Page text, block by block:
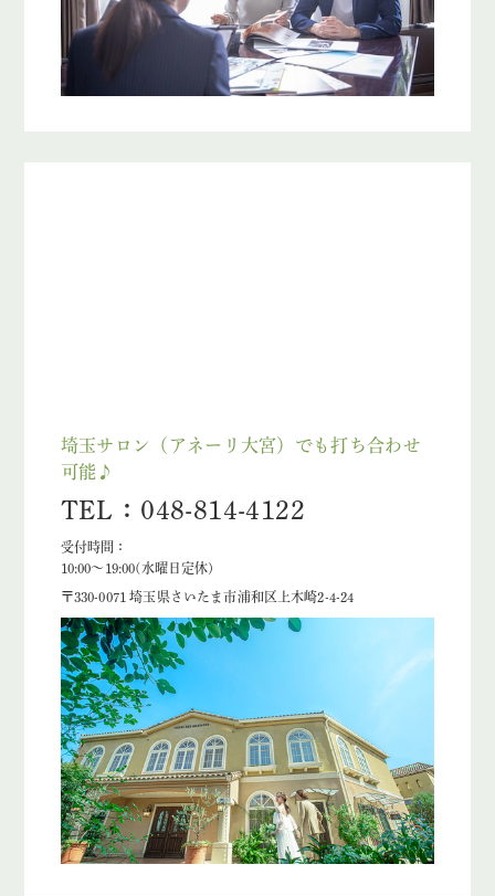
埼玉サロン（アネーリ大宮）でも打ち合わせ
可能♪
TEL：048-814-4122
受付時間：
10:00〜19:00(水曜日定休)
〒330-0071 埼玉県さいたま市浦和区上木崎2-4-24